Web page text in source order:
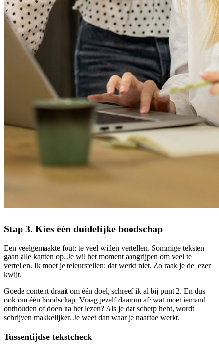
Stap 3. Kies één duidelijke boodschap
Een veelgemaakte fout: te veel willen vertellen. Sommige teksten
gaan alle kanten op. Je wil het moment aangrijpen om veel te
vertellen. Ik moet je teleurstellen: dat werkt niet. Zo raak je de lezer
kwijt.
Goede content draait om één doel, schreef ik al bij punt 2. En dus
ook om één boodschap. Vraag jezelf daarom af: wat moet iemand
onthouden of doen na het lezen? Als je dat scherp hebt, wordt
schrijven makkelijker. Je weet dan waar je naartoe werkt.
Tussentijdse tekstcheck